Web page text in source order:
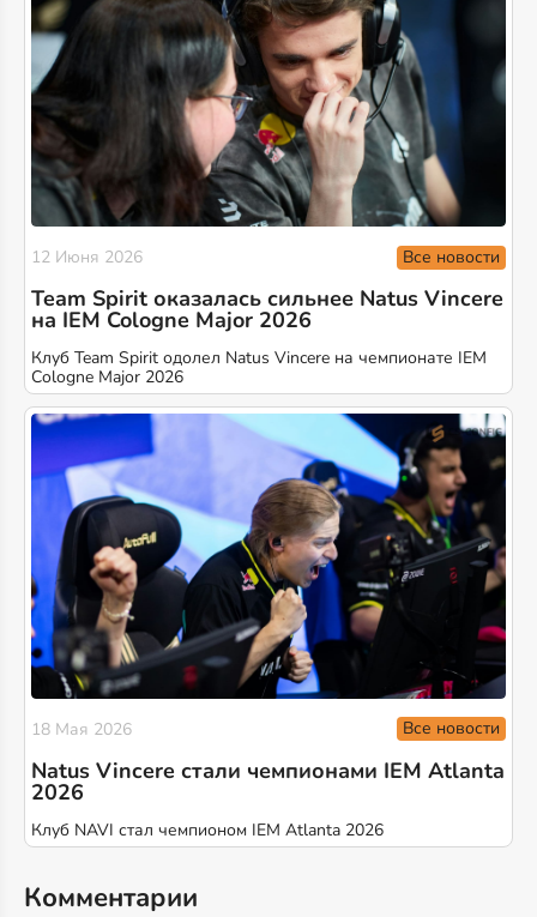
12 Июня 2026 Все новости
Team Spirit оказалась сильнее Natus Vincere
на IEM Cologne Major 2026
Клуб Team Spirit одолел Natus Vincere на чемпионате IEM
Cologne Major 2026
18 Мая 2026 Все новости
Natus Vincere стали чемпионами IEM Atlanta
2026
Клуб NAVI стал чемпионом IEM Atlanta 2026
Комментарии